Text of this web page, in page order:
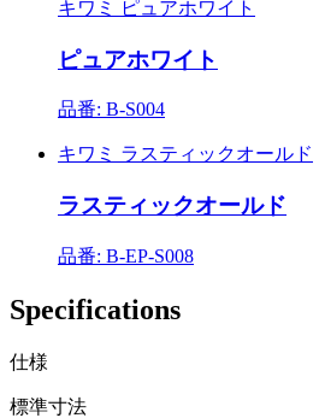
キワミ ピュアホワイト
ピュアホワイト
品番: B-S004
キワミ ラスティックオールド
ラスティックオールド
品番: B-EP-S008
Specifications
仕様
標準寸法